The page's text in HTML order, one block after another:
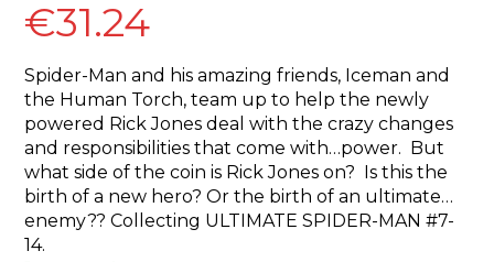
€31.24
Spider-Man and his amazing friends, Iceman and
the Human Torch, team up to help the newly
powered Rick Jones deal with the crazy changes
and responsibilities that come with…power. But
what side of the coin is Rick Jones on? Is this the
birth of a new hero? Or the birth of an ultimate…
enemy?? Collecting ULTIMATE SPIDER-MAN #7-
14.